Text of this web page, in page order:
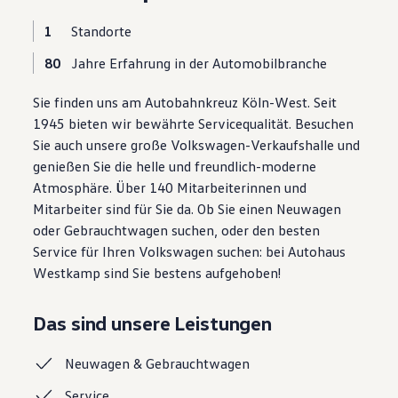
Handy und Fahrzeug verbinden
Über Ihr Auto
Kundeninformationen
Volkswagen Kundenbetreuung
Warn- und Kontrollleuchten
Assistenzsysteme
Digitale Betriebsanleitung
Live Beratung
Magazin
Lifestyle
Transport
Familie
Elektromobilität
Volkswagen R
1
Standorte
80
Jahre Erfahrung in der Automobilbranche
Sie finden uns am Autobahnkreuz Köln-West. Seit
1945 bieten wir bewährte Servicequalität. Besuchen
Sie auch unsere große Volkswagen-Verkaufshalle und
genießen Sie die helle und freundlich-moderne
Atmosphäre. Über 140 Mitarbeiterinnen und
Mitarbeiter sind für Sie da. Ob Sie einen Neuwagen
oder Gebrauchtwagen suchen, oder den besten
Service für Ihren Volkswagen suchen: bei Autohaus
Westkamp sind Sie bestens aufgehoben!
Das sind unsere Leistungen
Neuwagen &Gebrauchtwagen